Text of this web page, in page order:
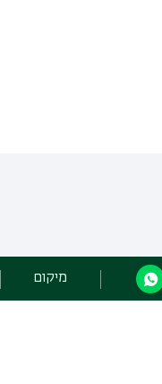
קשר
מיקום